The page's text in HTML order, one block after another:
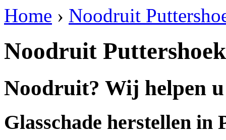
Home › Noodruit
Noodruit Puttershoek
Noodruit? Wij helpen
Glasschade herstellen in